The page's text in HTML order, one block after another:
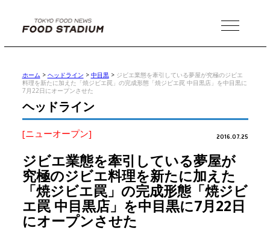
MENU
ホーム > ヘッドライン > 中目黒> ジビエ業態を牽引している夢屋が究極のジビエ
料理を新たに加えた「焼ジビエ罠」の完成形態「焼ジビエ罠 中目黒店」を中目黒に
7月22日にオープンさせた
ヘッドライン
[ニューオープン] 2016.07.25
ジビエ業態を牽引している夢屋が
究極のジビエ料理を新たに加えた
「焼ジビエ罠」の完成形態「焼ジビ
エ罠 中目黒店」を中目黒に7月22日
にオープンさせた